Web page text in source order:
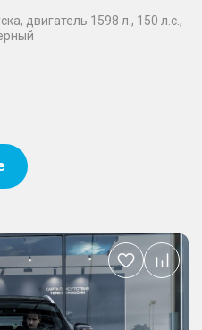
двигатель 1598 л., 150 л.с.,
Добавить
в
избранное